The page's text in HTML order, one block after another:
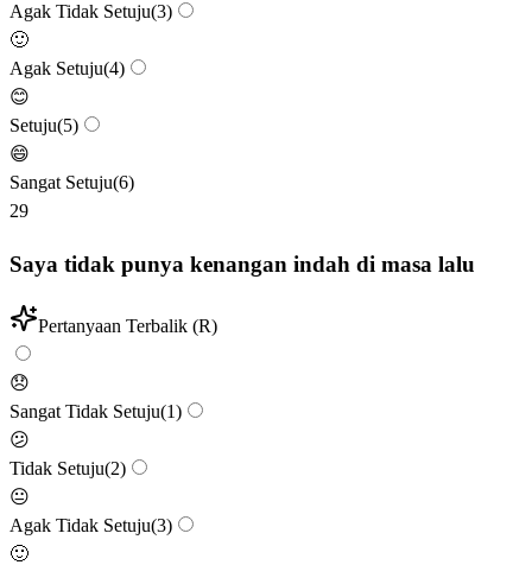
Agak Tidak Setuju(3)
🙂
Agak Setuju(4)
😊
Setuju(5)
😄
Sangat Setuju(6)
29
Saya tidak punya kenangan indah di masa lalu
Pertanyaan Terbalik (R)
😞
Sangat Tidak Setuju(1)
😕
Tidak Setuju(2)
😐
Agak Tidak Setuju(3)
🙂